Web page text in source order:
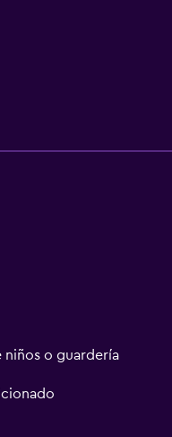
niños o guardería